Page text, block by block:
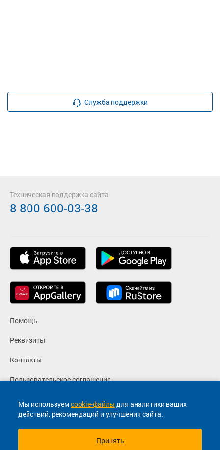
Служба поддержки
Мы используемcookie-файлы для аналитики ваших
действий, рекомендаций и улучшения сайта.
Принять
Помощь
Реквизиты
Контакты
Пользовательское соглашение
Политика конфиденциальности
Согласие на маркетинговые сообщения
Техническая поддержка сайта
8 800 600-03-38
© 2013-2026, ООО "Капитал"- Онлайн сервис продажи